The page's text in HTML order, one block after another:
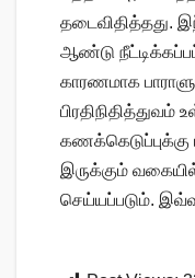
தடைவிதித்தது.
ஆண்டு
காரணமாக
கணக்கெடுப்புக்கு
இருக்கும்
செய்யப்படும்.